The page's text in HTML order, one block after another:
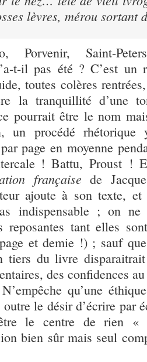
lèvres, mérou
Porvenir, Saint-
t-il pas été ? C’est un
toutes colères
la tranquillité d’une
pourrait être le nom
un procédé
page en moyenne
! Battu, Proust !
française de
ajoute à son texte,
indispensable ; on
reposantes tant elles
et demie !) ; sauf
tiers du livre
des confidences
qu’une
outre le désir d’écrire par
le centre de rien
bien sûr mais seul